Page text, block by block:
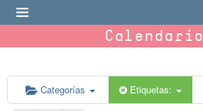
Calendario
Categorías Etiquetas:
6:00 am